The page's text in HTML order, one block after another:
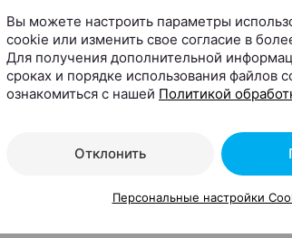
весьма активно
России и Украине.
кухнями мы привыкли
итальянскую.
эту тройку».
Стоимость — 60.
Вы можете настроить параметры
cookie или изменить свое согласие в
Для получения дополнительной
сроках и порядке использования файлов
ознакомиться с нашей Политикой
Отклонить
Персональные настройки